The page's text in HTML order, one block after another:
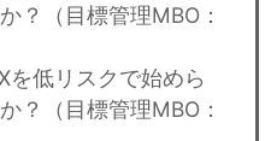
？（目標管理MBO：
低リスクで始めら
？（目標管理MBO：